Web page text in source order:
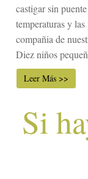
castigar sin
temperaturas y
compañia de
Diez niños
Leer Más >>
Si